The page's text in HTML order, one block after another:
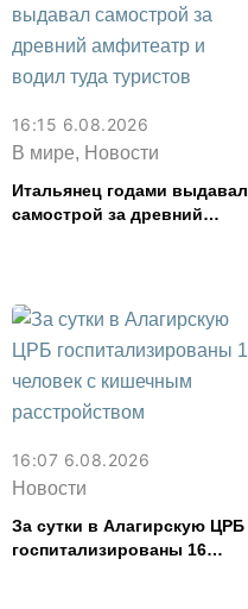
16:15 6.08.2026
В мире, Новости
Итальянец годами выдавал
самострой за древний
16:07 6.08.2026
Новости
За сутки в Алагирскую ЦРБ
госпитализированы 16